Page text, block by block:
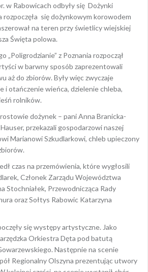
w Rabowicach odbyły się Dożynki
rozpoczęła się dożynkowym korowodem
na teren przy świetlicy wiejskiej
Święta polowa.
„Poligrodzianie” z Poznania rozpoczął
w barwny sposób zaprezentowali
aż do zbiorów. Były więc zwyczaje
i otańczenie wieńca, dzielenie chleba,
rolników.
dożynek – pani Anna Branicka-
przekazali gospodarzowi naszej
Marianowi Szkudlarkowi, chleb upieczony
czas na przemówienia, które wygłosili
Członek Zarządu Województwa
Stochniałek, Przewodnicząca Rady
oraz Sołtys Rabowic Katarzyna
się występy artystyczne. Jako
Orkiestra Dęta pod batutą
Następnie na scenie
Regionalny Olszyna prezentując utwory